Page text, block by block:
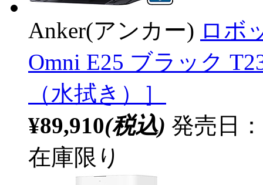
Anker(アンカー) ロボ
Omni E25 ブラック
（水拭き）］
¥89,910(税込) 発売日
在庫限り